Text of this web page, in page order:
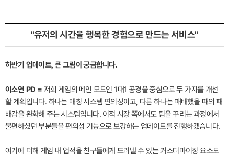
"유저의 시간을 행복한 경험으로 만드는 서비스"
하반기 업데이트, 큰 그림이 궁금합니다.
이소연 PD = 저희 게임의 메인 모드인 1대1 공경을 중심으로 두 가지를 개선
할 계획입니다. 하나는 매칭 시스템 편의성이고, 다른 하나는 패배했을 때의 패
배감을 완화해 주는 시스템입니다. 이적 시장 쪽에서도 팀을 꾸리는 과정에서
불편하셨던 부분들을 편의성 기능으로 보강하는 업데이트를 진행하겠습니다.
여기에 더해 게임 내 업적을 친구들에게 드러낼 수 있는 커스터마이징 요소도